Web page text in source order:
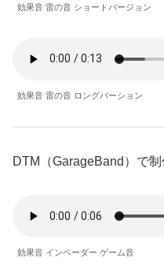
効果音 雷の音 ショートバージョン
効果音 雷の音 ロングバーション
DTM（GarageBand）で
効果音 インベーダー ゲーム音